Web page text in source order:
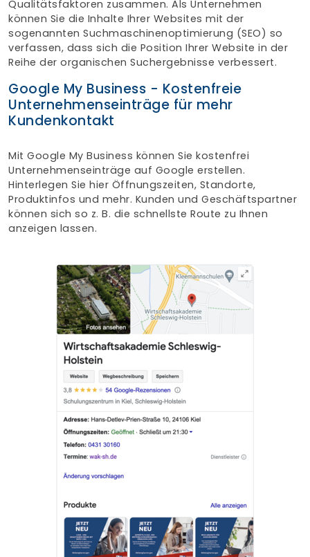
Qualitätsfaktoren zusammen. Als Unternehmen
können Sie die Inhalte Ihrer Websites mit der
sogenannten Suchmaschinenoptimierung (SEO) so
verfassen, dass sich die Position Ihrer Website in der
Reihe der organischen Suchergebnisse verbessert.
Google My Business - Kostenfreie
Unternehmenseinträge für mehr
Kundenkontakt
Mit Google My Business können Sie kostenfrei
Unternehmenseinträge auf Google erstellen.
Hinterlegen Sie hier Öffnungszeiten, Standorte,
Produktinfos und mehr. Kunden und Geschäftspartner
können sich so z. B. die schnellste Route zu Ihnen
anzeigen lassen.